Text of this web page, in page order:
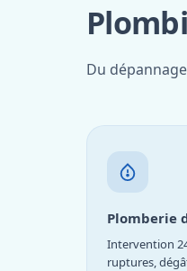
Du
Plomberie
Intervention
ruptures,